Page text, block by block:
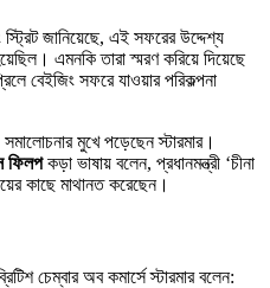
স্ট্রিট জানিয়েছে, এই সফরের উদ্দেশ্য
এমনকি তারা স্মরণ করিয়ে দিয়েছে
বেইজিং সফরে যাওয়ার পরিকল্পনা
মুখে পড়েছেন স্টারমার।
ফিলপকড়া ভাষায় বলেন, প্রধানমন্ত্রী ‘চীনা
কাছে মাথানত করেছেন।
চেম্বার অব কমার্সে স্টারমার বলেন: